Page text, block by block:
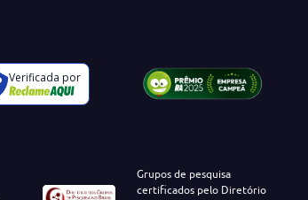
Verificada por
Grupos de pesquisa
certificados pelo Diretório